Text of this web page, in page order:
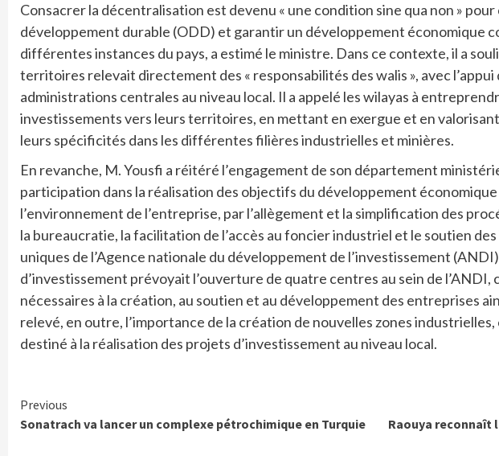
Consacrer la décentralisation est devenu « une condition sine qua non »
développement durable (ODD) et garantir un développement économique
différentes instances du pays, a estimé le ministre. Dans ce contexte, il a
territoires relevait directement des « responsabilités des walis », avec
administrations centrales au niveau local. Il a appelé les wilayas à
investissements vers leurs territoires, en mettant en exergue et en
leurs spécificités dans les différentes filières industrielles et minières.
En revanche, M. Yousfi a réitéré l’engagement de son département
participation dans la réalisation des objectifs du développement économique
l’environnement de l’entreprise, par l’allègement et la simplification des
la bureaucratie, la facilitation de l’accès au foncier industriel et le soutien
uniques de l’Agence nationale du développement de l’investissement
d’investissement prévoyait l’ouverture de quatre centres au sein de l’ANDI,
nécessaires à la création, au soutien et au développement des entreprises
relevé, en outre, l’importance de la création de nouvelles zones
destiné à la réalisation des projets d’investissement au niveau local.
Continue
Reading
Previous
Sonatrach va lancer un complexe pétrochimique en Turquie
Raouya reconnaît